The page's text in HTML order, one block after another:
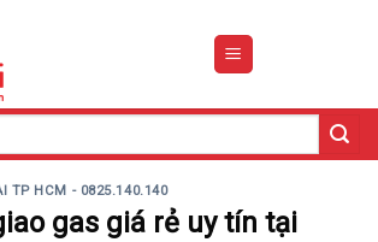
TP HCM - 0825.140.140
gas giá rẻ uy tín tại